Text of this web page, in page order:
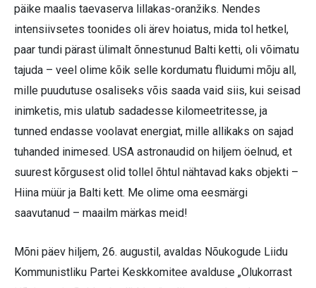
päike maalis taevaserva lillakas-oranžiks. Nendes
intensiivsetes toonides oli ärev hoiatus, mida tol hetkel,
paar tundi pärast ülimalt õnnestunud Balti ketti, oli võimatu
tajuda – veel olime kõik selle kordumatu fluidumi mõju all,
mille puudutuse osaliseks võis saada vaid siis, kui seisad
inimketis, mis ulatub sadadesse kilomeetritesse, ja
tunned endasse voolavat energiat, mille allikaks on sajad
tuhanded inimesed. USA astronaudid on hiljem öelnud, et
suurest kõrgusest olid tollel õhtul nähtavad kaks objekti –
Hiina müür ja Balti kett. Me olime oma eesmärgi
saavutanud – maailm märkas meid!
Mõni päev hiljem, 26. augustil, avaldas Nõukogude Liidu
Kommunistliku Partei Keskkomitee avalduse „Olukorrast